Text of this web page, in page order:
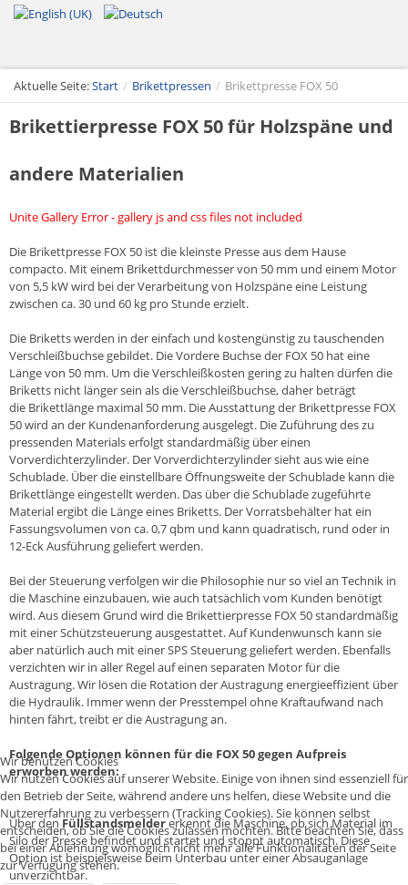
Aktuelle Seite:Start / Brikettpressen / Brikettpresse FOX 50
Brikettierpresse FOX 50 für Holzspäne und
andere Materialien
Unite Gallery Error - gallery js and css files not included
Die Brikettpresse FOX 50 ist die kleinste Presse aus dem Hause
compacto. Mit einem Brikettdurchmesser von 50 mm und einem Motor
von 5,5 kW wird bei der Verarbeitung von Holzspäne eine Leistung
zwischen ca. 30 und 60 kg pro Stunde erzielt.
Die Briketts werden in der einfach und kostengünstig zu tauschenden
Verschleißbuchse gebildet. Die Vordere Buchse der FOX 50 hat eine
Länge von 50 mm. Um die Verschleißkosten gering zu halten dürfen die
Briketts nicht länger sein als die Verschleißbuchse, daher beträgt
die Brikettlänge maximal 50 mm. Die Ausstattung der Brikettpresse FOX
50 wird an der Kundenanforderung ausgelegt. Die Zuführung des zu
pressenden Materials erfolgt standardmäßig über einen
Vorverdichterzylinder. Der Vorverdichterzylinder sieht aus wie eine
Schublade. Über die einstellbare Öffnungsweite der Schublade kann die
Brikettlänge eingestellt werden. Das über die Schublade zugeführte
Material ergibt die Länge eines Briketts. Der Vorratsbehälter hat ein
Fassungsvolumen von ca. 0,7 qbm und kann quadratisch, rund oder in
12-Eck Ausführung geliefert werden.
Bei der Steuerung verfolgen wir die Philosophie nur so viel an Technik in
die Maschine einzubauen, wie auch tatsächlich vom Kunden benötigt
wird. Aus diesem Grund wird die Brikettierpresse FOX 50 standardmäßig
mit einer Schützsteuerung ausgestattet. Auf Kundenwunsch kann sie
aber natürlich auch mit einer SPS Steuerung geliefert werden. Ebenfalls
verzichten wir in aller Regel auf einen separaten Motor für die
Austragung. Wir lösen die Rotation der Austragung energieeffizient über
die Hydraulik. Immer wenn der Presstempel ohne Kraftaufwand nach
hinten fährt, treibt er die Austragung an.
Folgende Optionen können für die FOX 50 gegen Aufpreis
erworben werden:
Über denFüllstandsmeldererkennt die Maschine, ob sich Material im
Silo der Presse befindet und startet und stoppt automatisch. Diese
Option ist beispielsweise beim Unterbau unter einer Absauganlage
unverzichtbar.
Wir benutzen Cookies
Wir nutzen Cookies auf unserer Website. Einige von ihnen sind essenziell für
den Betrieb der Seite, während andere uns helfen, diese Website und die
Nutzererfahrung zu verbessern (Tracking Cookies). Sie können selbst
entscheiden, ob Sie die Cookies zulassen möchten. Bitte beachten Sie, dass
bei einer Ablehnung womöglich nicht mehr alle Funktionalitäten der Seite
zur Verfügung stehen.